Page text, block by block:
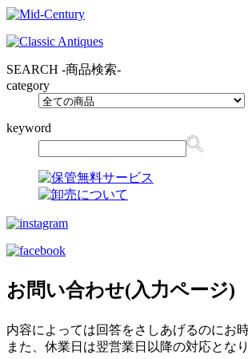
SEARCH -商品検索-
category
keyword
お問い合わせ(入力ページ)
内容によっては回答をさしあげるのにお
また、休業日は翌営業日以降の対応とな